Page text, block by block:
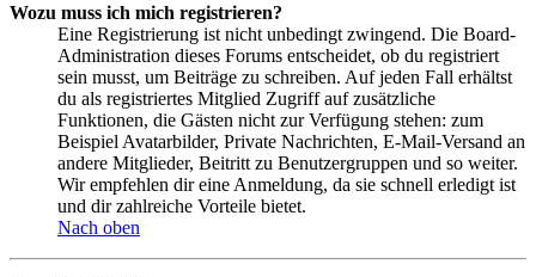
Wozu muss ich mich registrieren?
Eine Registrierung ist nicht unbedingt zwingend. Die Board-
Administration dieses Forums entscheidet, ob du registriert
sein musst, um Beiträge zu schreiben. Auf jeden Fall erhältst
du als registriertes Mitglied Zugriff auf zusätzliche
Funktionen, die Gästen nicht zur Verfügung stehen: zum
Beispiel Avatarbilder, Private Nachrichten, E-Mail-Versand an
andere Mitglieder, Beitritt zu Benutzergruppen und so weiter.
Wir empfehlen dir eine Anmeldung, da sie schnell erledigt ist
und dir zahlreiche Vorteile bietet.
Nach oben